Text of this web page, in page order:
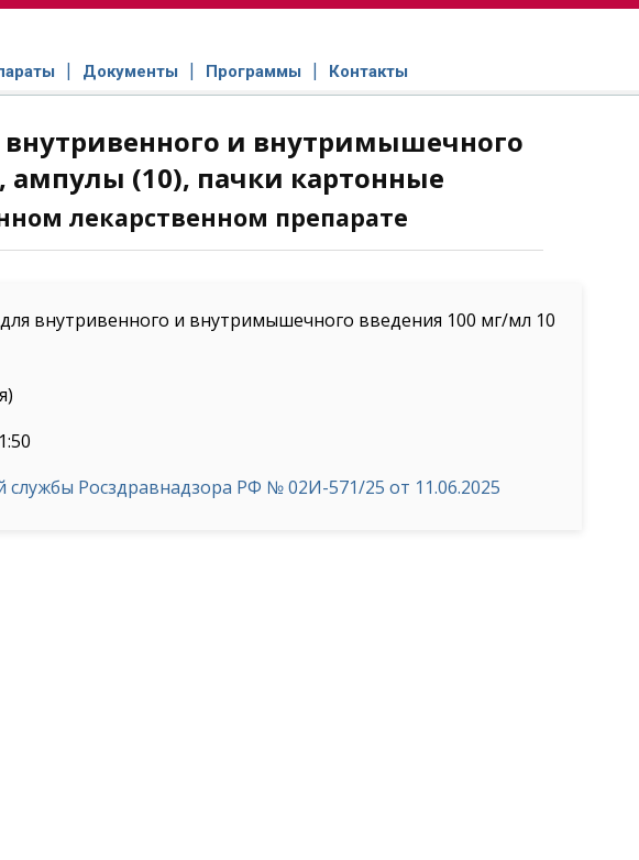
Документы Программы Контакты
и внутримышечного
(10), пачки картонные
лекарственном препарате
внутривенного и внутримышечного введения 100 мг/мл 10
Росздравнадзора РФ № 02И-571/25 от 11.06.2025